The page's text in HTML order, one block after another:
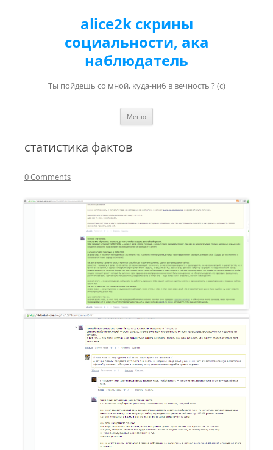
alice2k скрины
социальности, ака
наблюдатель
Ты пойдешь со мной, куда-ниб в вечность ? (с)
Меню
статистика фактов
0 Comments